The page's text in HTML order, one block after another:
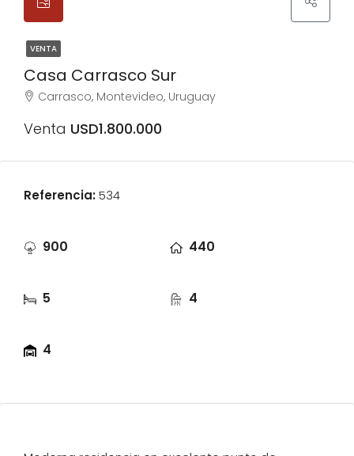
VENTA
Casa Carrasco Sur
Carrasco, Montevideo, Uruguay
Venta USD1.800.000
Referencia:534
900 440
5 4
4